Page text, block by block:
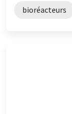
bioréacteurs